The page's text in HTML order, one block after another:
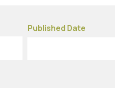
Published Date